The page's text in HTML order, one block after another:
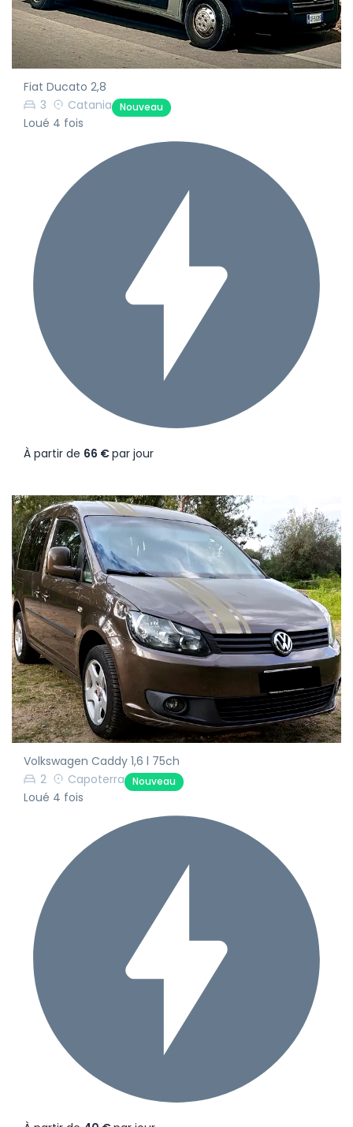
Fiat Ducato 2,8
3
Catania Nouveau
Loué 4 fois
À partir de 66 €par jour
Volkswagen Caddy 1,6 l 75ch
2
Capoterra Nouveau
Loué 4 fois